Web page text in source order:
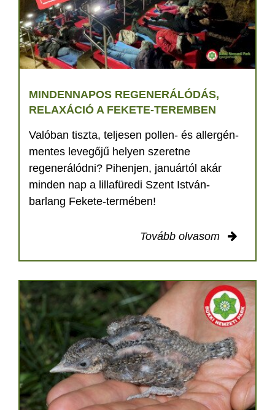
MINDENNAPOS REGENERÁLÓDÁS,
RELAXÁCIÓ A FEKETE-TEREMBEN
Valóban tiszta, teljesen pollen- és allergén-
mentes levegőjű helyen szeretne
regenerálódni? Pihenjen, januártól akár
minden nap a lillafüredi Szent István-
barlang Fekete-termében!
Tovább olvasom